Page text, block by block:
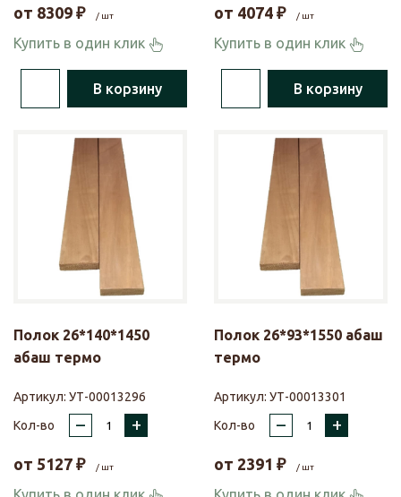
от 8309 ₽ / шт
Купить в один клик
В корзину
от 4074 ₽ / шт
Купить в один клик
В корзину
Полок 26*140*1450
абаш термо
Артикул: УТ-00013296
Кол-во
– +
от 5127 ₽ / шт
Полок 26*93*1550 абаш
термо
Артикул: УТ-00013301
Кол-во
– +
от 2391 ₽ / шт